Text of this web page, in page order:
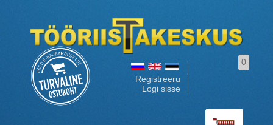
Registreeru
Logi sisse
0